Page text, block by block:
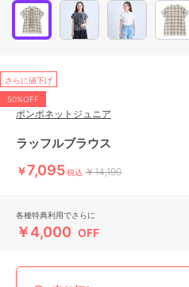
さらに値下げ
50%OFF
ポンポネットジュニア
ラッフルブラウス
￥7,095税込 ￥14,190
各種特典利用でさらに
￥4,000 OFF